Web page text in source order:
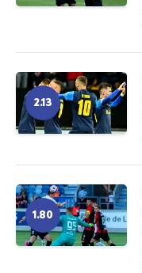
2.13
1.80